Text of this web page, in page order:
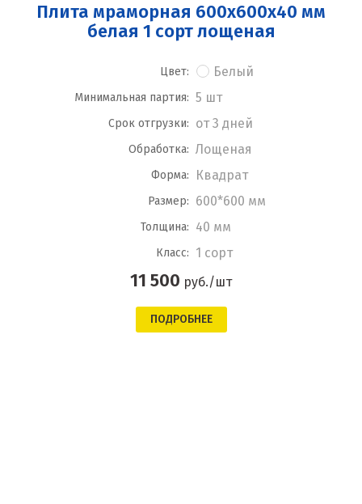
Плита мраморная 600x600x40 мм
белая 1 сорт лощеная
Цвет: Белый
Минимальная партия: 5 шт
Срок отгрузки: от 3 дней
Обработка: Лощеная
Форма: Квадрат
Размер: 600*600 мм
Толщина: 40 мм
Класс: 1 сорт
11 500 руб./шт
ПОДРОБНЕЕ